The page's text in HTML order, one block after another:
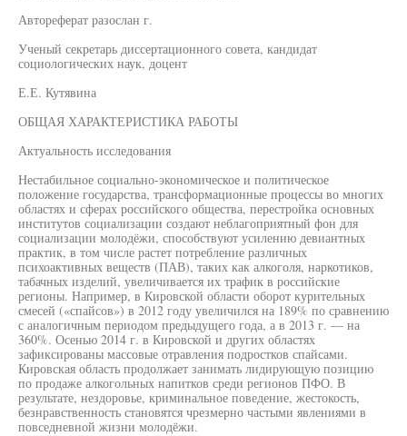
Автореферат разослан г.
Ученый секретарь диссертационного совета, кандидат
социологических наук, доцент
Е.Е. Кутявина
ОБЩАЯ ХАРАКТЕРИСТИКА РАБОТЫ
Актуальность исследования
Нестабильное социально-экономическое и политическое
положение государства, трансформационные процессы во многих
областях и сферах российского общества, перестройка основных
институтов социализации создают неблагоприятный фон для
социализации молодёжи, способствуют усилению девиантных
практик, в том числе растет потребление различных
психоактивных веществ (ПАВ), таких как алкоголя, наркотиков,
табачных изделий, увеличивается их трафик в российские
регионы. Например, в Кировской области оборот курительных
смесей («спайсов») в 2012 году увеличился на 189% по сравнению
с аналогичным периодом предыдущего года, а в 2013 г. — на
360%. Осенью 2014 г. в Кировской и других областях
зафиксированы массовые отравления подростков спайсами.
Кировская область продолжает занимать лидирующую позицию
по продаже алкогольных напитков среди регионов ПФО. В
результате, нездоровье, криминальное поведение, жестокость,
безнравственность становятся чрезмерно частыми явлениями в
повседневной жизни молодёжи.